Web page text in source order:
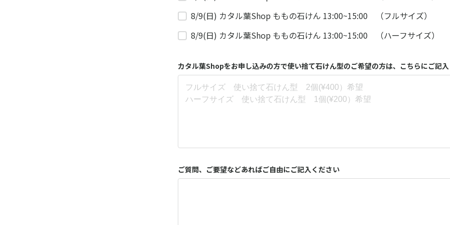
8/9(日) カタル葉Shop ももの石けん 13:00~15:00 （フルサイズ）
8/9(日) カタル葉Shop ももの石けん 13:00~15:00 （ハーフサイズ）
カタル葉Shopをお申し込みの方で使い捨て石けん型のご希望の方は、こちらにご記
ご質問、ご要望などあればご自由にご記入ください